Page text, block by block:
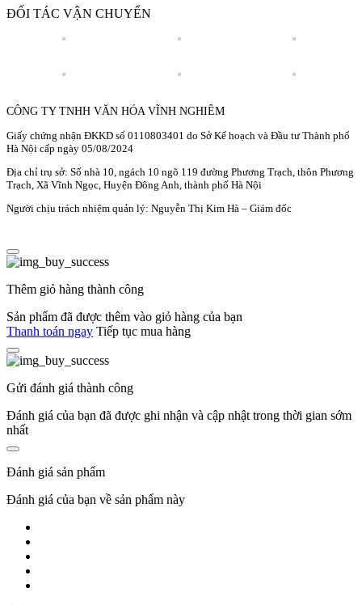
ĐỐI TÁC VẬN CHUYỂN
CÔNG TY TNHH VĂN HÓA VĨNH NGHIÊM
Giấy chứng nhận ĐKKD số 0110803401 do Sở Kế hoạch và Đầu tư Thành phố
Hà Nội cấp ngày 05/08/2024
Địa chỉ trụ sở: Số nhà 10, ngách 10 ngõ 119 đường Phương Trạch, thôn Phương
Trạch, Xã Vĩnh Ngọc, Huyện Đông Anh, thành phố Hà Nội
Người chịu trách nhiệm quản lý: Nguyễn Thị Kim Hà – Giám đốc
Thêm giỏ hàng thành công
Sản phẩm đã được thêm vào giỏ hàng của bạn
Thanh toán ngay Tiếp tục mua hàng
Gửi đánh giá thành công
Đánh giá của bạn đã được ghi nhận và cập nhật trong thời gian sớm
nhất
Đánh giá sản phẩm
Đánh giá của bạn về sản phẩm này